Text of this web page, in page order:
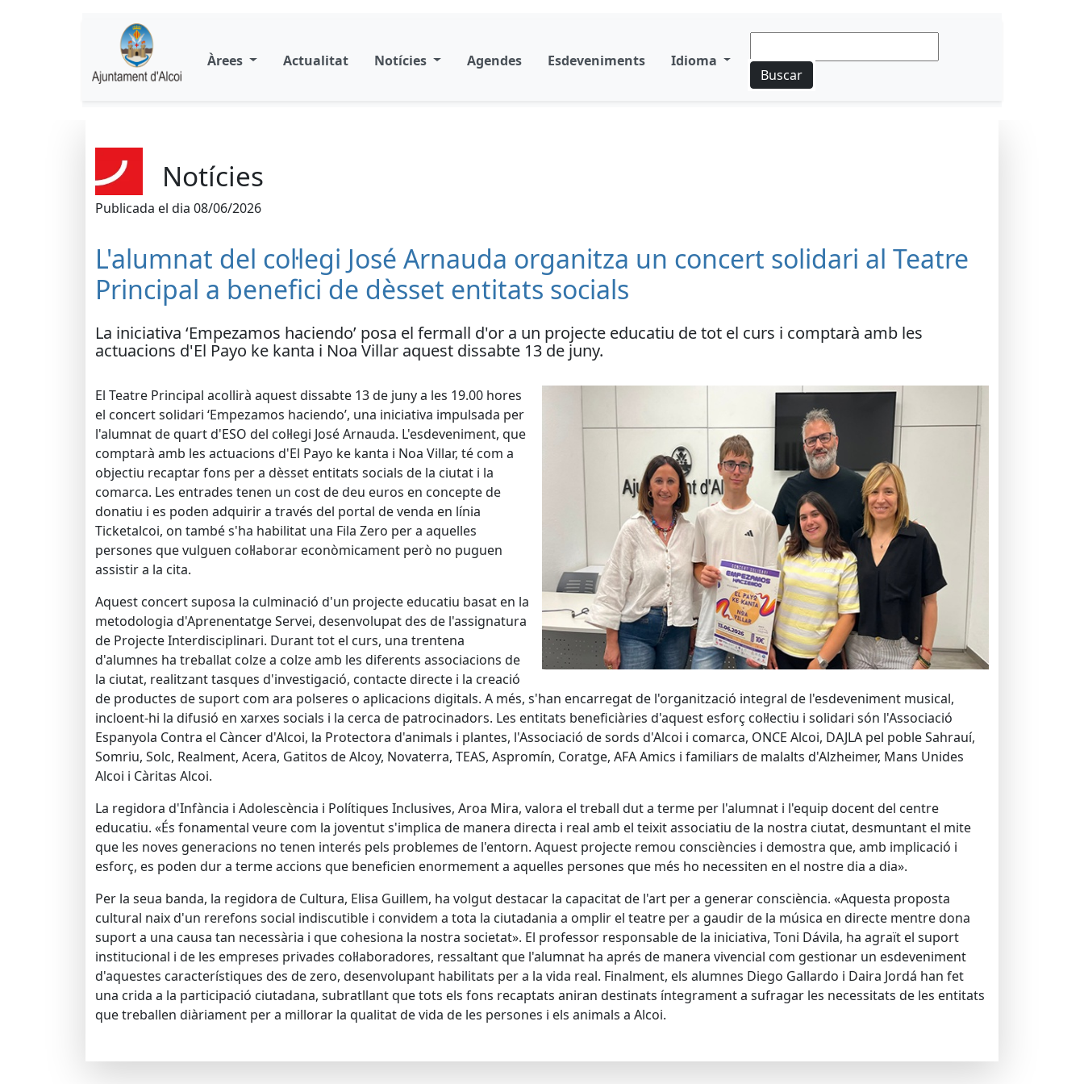
Àrees Actualitat Notícies Agendes Esdeveniments
Idioma
Buscar
Notícies
Publicada el dia 08/06/2026
L'alumnat del col·legi José Arnauda organitza un concert solidari al Teatre
Principal a benefici de dèsset entitats socials
La iniciativa ‘Empezamos haciendo’ posa el fermall d'or a un projecte educatiu de tot el curs i comptarà amb les
actuacions d'El Payo ke kanta i Noa Villar aquest dissabte 13 de juny.
El Teatre Principal acollirà aquest dissabte 13 de juny a les 19.00 hores
el concert solidari ‘Empezamos haciendo’, una iniciativa impulsada per
l'alumnat de quart d'ESO del col·legi José Arnauda. L'esdeveniment, que
comptarà amb les actuacions d'El Payo ke kanta i Noa Villar, té com a
objectiu recaptar fons per a dèsset entitats socials de la ciutat i la
comarca. Les entrades tenen un cost de deu euros en concepte de
donatiu i es poden adquirir a través del portal de venda en línia
Ticketalcoi, on també s'ha habilitat una Fila Zero per a aquelles
persones que vulguen col·laborar econòmicament però no puguen
assistir a la cita.
Aquest concert suposa la culminació d'un projecte educatiu basat en la
metodologia d'Aprenentatge Servei, desenvolupat des de l'assignatura
de Projecte Interdisciplinari. Durant tot el curs, una trentena
d'alumnes ha treballat colze a colze amb les diferents associacions de
la ciutat, realitzant tasques d'investigació, contacte directe i la creació
de productes de suport com ara polseres o aplicacions digitals. A més, s'han encarregat de l'organització integral de l'esdeveniment musical,
incloent-hi la difusió en xarxes socials i la cerca de patrocinadors. Les entitats beneficiàries d'aquest esforç col·lectiu i solidari són l'Associació
Espanyola Contra el Càncer d'Alcoi, la Protectora d'animals i plantes, l'Associació de sords d'Alcoi i comarca, ONCE Alcoi, DAJLA pel poble Sahrauí,
Somriu, Solc, Realment, Acera, Gatitos de Alcoy, Novaterra, TEAS, Aspromín, Coratge, AFA Amics i familiars de malalts d'Alzheimer, Mans Unides
Alcoi i Càritas Alcoi.
La regidora d'Infància i Adolescència i Polítiques Inclusives, Aroa Mira, valora el treball dut a terme per l'alumnat i l'equip docent del centre
educatiu. «És fonamental veure com la joventut s'implica de manera directa i real amb el teixit associatiu de la nostra ciutat, desmuntant el mite
que les noves generacions no tenen interés pels problemes de l'entorn. Aquest projecte remou consciències i demostra que, amb implicació i
esforç, es poden dur a terme accions que beneficien enormement a aquelles persones que més ho necessiten en el nostre dia a dia».
Per la seua banda, la regidora de Cultura, Elisa Guillem, ha volgut destacar la capacitat de l'art per a generar consciència. «Aquesta proposta
cultural naix d'un rerefons social indiscutible i convidem a tota la ciutadania a omplir el teatre per a gaudir de la música en directe mentre dona
suport a una causa tan necessària i que cohesiona la nostra societat». El professor responsable de la iniciativa, Toni Dávila, ha agraït el suport
institucional i de les empreses privades col·laboradores, ressaltant que l'alumnat ha aprés de manera vivencial com gestionar un esdeveniment
d'aquestes característiques des de zero, desenvolupant habilitats per a la vida real. Finalment, els alumnes Diego Gallardo i Daira Jordá han fet
una crida a la participació ciutadana, subratllant que tots els fons recaptats aniran destinats íntegrament a sufragar les necessitats de les entitats
que treballen diàriament per a millorar la qualitat de vida de les persones i els animals a Alcoi.